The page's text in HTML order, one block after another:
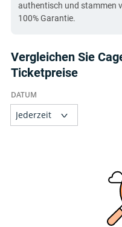
authentisch und stammen
100% Garantie.
Vergleichen Sie
Ticketpreise